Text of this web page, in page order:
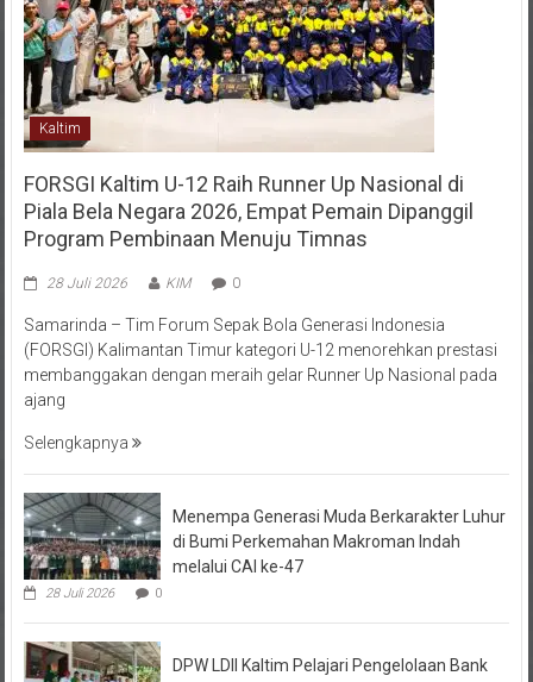
Kaltim
FORSGI Kaltim U-12 Raih Runner Up Nasional di
Piala Bela Negara 2026, Empat Pemain Dipanggil
Program Pembinaan Menuju Timnas
28 Juli 2026 KIM 0
Samarinda – Tim Forum Sepak Bola Generasi Indonesia
(FORSGI) Kalimantan Timur kategori U-12 menorehkan prestasi
membanggakan dengan meraih gelar Runner Up Nasional pada
ajang
Selengkapnya
Menempa Generasi Muda Berkarakter Luhur
di Bumi Perkemahan Makroman Indah
melalui CAI ke-47
28 Juli 2026 0
DPW LDII Kaltim Pelajari Pengelolaan Bank